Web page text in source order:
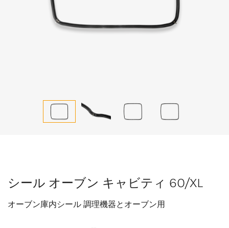
シール オーブン キャビティ 60/XL
オーブン庫内シール 調理機器とオーブン用